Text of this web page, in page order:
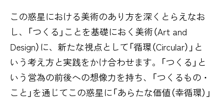
この惑星における美術のあり方を深くとらえなお
し、「つくる」ことを基礎におく美術（Art and
Design）に、新たな視点として「循環（Circular）」と
いう考え方と実践をかけ合わせます。「つくる」と
いう営為の前後への想像力を持ち、「つくるもの・
こと」を通じてこの惑星に「あらたな価値（幸循環）」